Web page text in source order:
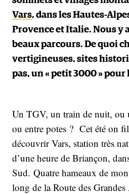
Vars, dans les Hautes-
Provence et Italie. Nous y
beaux parcours. De quoi
vertigineuses, sites
pas, un « petit 3000 » pour
Un TGV, un train de nuit, ou
ou entre potes ? Cet été on
découvrir Vars, station très
d’une heure de Briançon,
Sud. Quatre hameaux de
long de la Route des